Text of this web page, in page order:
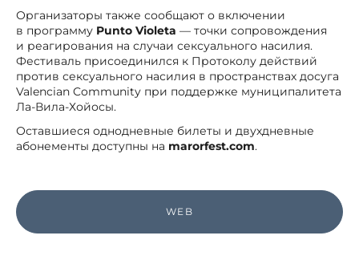
Организаторы также сообщают о включении
в программу Punto Violeta — точки сопровождения
и реагирования на случаи сексуального насилия.
Фестиваль присоединился к Протоколу действий
против сексуального насилия в пространствах досуга
Valencian Community при поддержке муниципалитета
Ла-Вила-Хойосы.
Оставшиеся однодневные билеты и двухдневные
абонементы доступны на marorfest.com.
WEB